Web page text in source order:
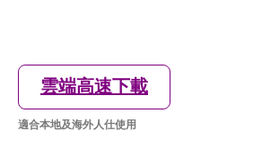
雲端高速下載
適合本地及海外人仕使用